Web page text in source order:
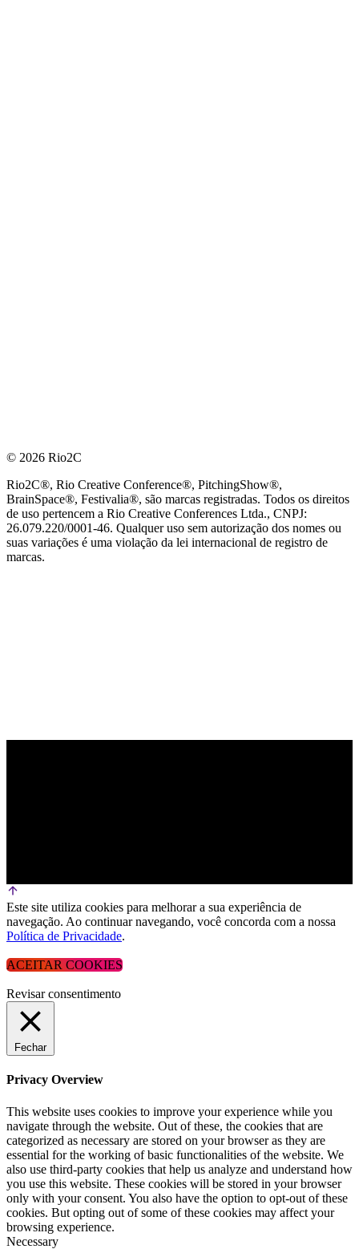
© 2026 Rio2C
Rio2C®, Rio Creative Conference®, PitchingShow®,
BrainSpace®, Festivalia®, são marcas registradas. Todos os direitos
de uso pertencem a Rio Creative Conferences Ltda., CNPJ:
26.079.220/0001-46. Qualquer uso sem autorização dos nomes ou
suas variações é uma violação da lei internacional de registro de
marcas.
Este site utiliza cookies para melhorar a sua experiência de
navegação. Ao continuar navegando, você concorda com a nossa
Política de Privacidade.
ACEITAR COOKIES
Revisar consentimento
Fechar
Privacy Overview
This website uses cookies to improve your experience while you
navigate through the website. Out of these, the cookies that are
categorized as necessary are stored on your browser as they are
essential for the working of basic functionalities of the website. We
also use third-party cookies that help us analyze and understand how
you use this website. These cookies will be stored in your browser
only with your consent. You also have the option to opt-out of these
cookies. But opting out of some of these cookies may affect your
browsing experience.
Necessary